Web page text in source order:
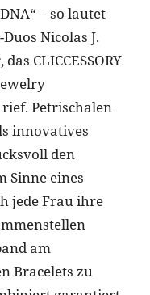
– so lautet
Nicolas J.
CLICCESSORY
Petrischalen
innovatives
den
Sinne eines
jede Frau ihre
am
Bracelets zu